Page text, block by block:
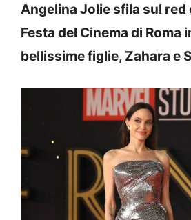
Angelina Jolie sfila sul red
Festa del Cinema di Roma
bellissime figlie, Zahara e